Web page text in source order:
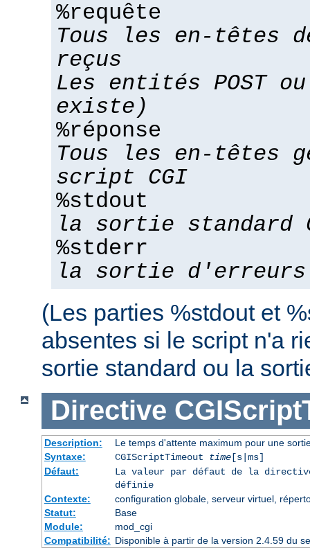
%requête
Tous les en-têtes
reçus
Les entités POST
existe)
%réponse
Tous les en-têtes
script CGI
%stdout
la sortie standard
%stderr
la sortie d'erreurs
(Les parties %stdout et
absentes si le script n'a
sortie standard ou la
Directive
Description:
Le temps d'attente maximum pour une
Syntaxe:
CGIScriptTimeout time[s|ms]
Défaut:
La valeur par défaut de la
définie
Contexte:
configuration globale, serveur virtuel,
Statut:
Base
Module:
mod_cgi
Compatibilité: Disponible à partir de la version 2.4.59 du